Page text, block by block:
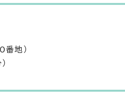
地）